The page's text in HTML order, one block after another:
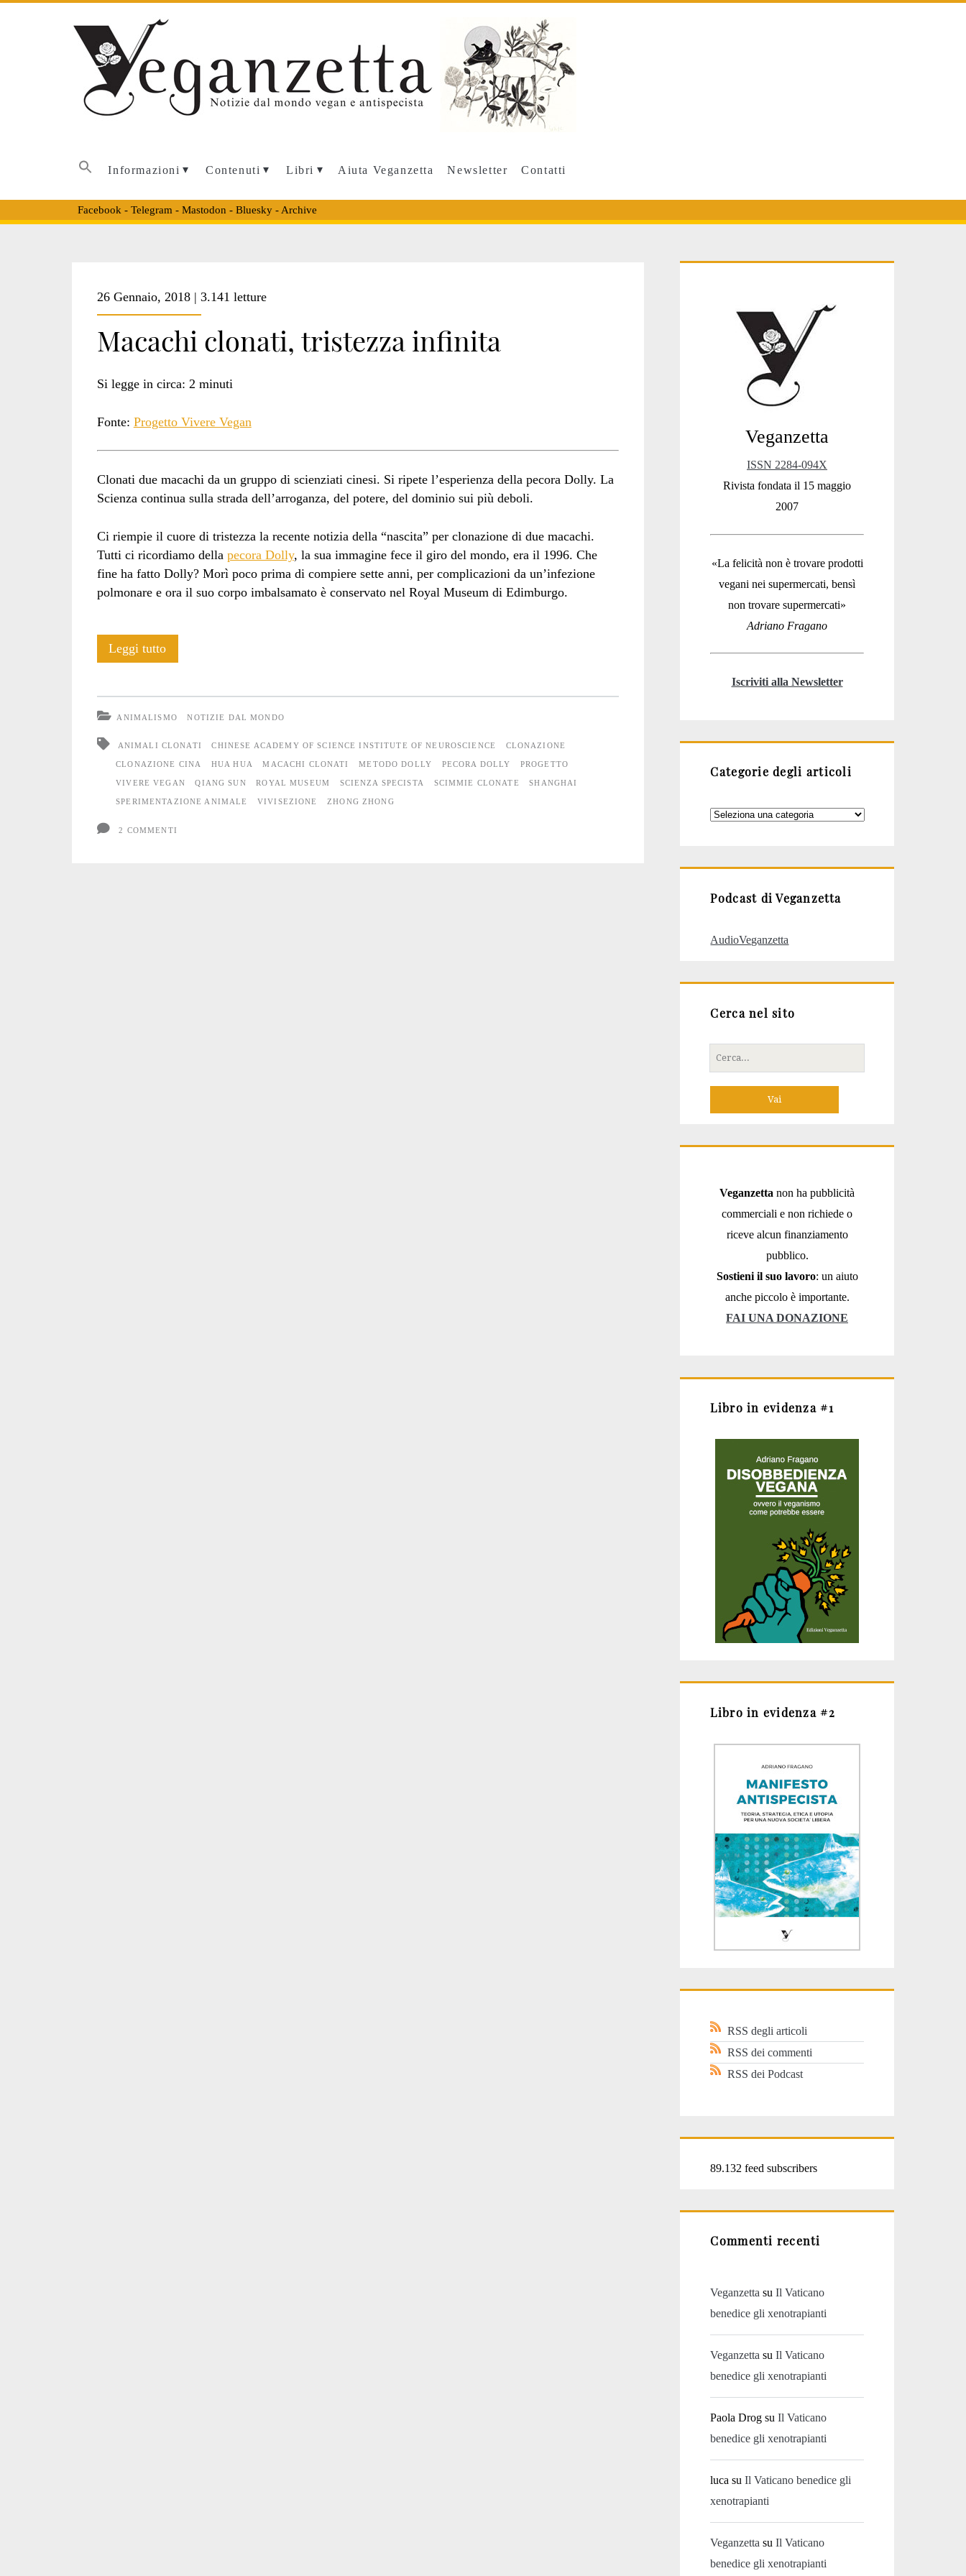
Informazioni Contenuti Libri Aiuta Veganzetta Newsletter Contatti
Facebook - Telegram - Mastodon - Bluesky- Archive
<span>Chinese
Academy
of
Institute
of
Neuroscience</span>
26 Gennaio, 2018 | 3.141 letture
Macachi clonati, tristezza infinita
Si legge in circa: 2 minuti
Fonte: Progetto Vivere Vegan
Clonati due macachi da un gruppo di scienziati cinesi. Si ripete l’esperienza della pecora Dolly. La
Scienza continua sulla strada dell’arroganza, del potere, del dominio sui più deboli.
Ci riempie il cuore di tristezza la recente notizia della “nascita” per clonazione di due macachi.
Tutti ci ricordiamo della pecora Dolly, la sua immagine fece il giro del mondo, era il 1996. Che
fine ha fatto Dolly? Morì poco prima di compiere sette anni, per complicazioni da un’infezione
polmonare e ora il suo corpo imbalsamato è conservato nel Royal Museum di Edimburgo.
Leggi tuttoMacachi
ANIMALISMO NOTIZIE DAL MONDO
ANIMALI CLONATI CHINESE ACADEMY OF SCIENCE INSTITUTE OF NEUROSCIENCE CLONAZIONE
CLONAZIONE CINA HUA HUA MACACHI CLONATI METODO DOLLY PECORA DOLLY PROGETTO
VIVERE VEGAN QIANG SUN ROYAL MUSEUM SCIENZA SPECISTA SCIMMIE CLONATE SHANGHAI
SPERIMENTAZIONE ANIMALE VIVISEZIONE ZHONG ZHONG
2 COMMENTI
Sidebar
Veganzetta
ISSN 2284-094X
Rivista fondata il 15 maggio
2007
«La felicità non è trovare prodotti
vegani nei supermercati, bensì
non trovare supermercati»
Adriano Fragano
Iscriviti alla Newsletter
Categorie degli articoli
Categorie
Podcast di Veganzetta
AudioVeganzetta
Cerca nel sito
Cerca
per:
Veganzetta non ha pubblicità
commerciali e non richiede o
riceve alcun finanziamento
pubblico.
Sostieni il suo lavoro: un aiuto
anche piccolo è importante.
FAI UNA DONAZIONE
Libro in evidenza #1
Libro in evidenza #2
RSS degli articoli
RSS dei commenti
RSS dei Podcast
89.132 feed subscribers
Commenti recenti
Veganzetta suIl Vaticano
benedice gli xenotrapianti
Veganzetta suIl Vaticano
benedice gli xenotrapianti
Paola Drog suIl Vaticano
benedice gli xenotrapianti
luca suIl Vaticano benedice gli
xenotrapianti
Veganzetta suIl Vaticano
benedice gli xenotrapianti